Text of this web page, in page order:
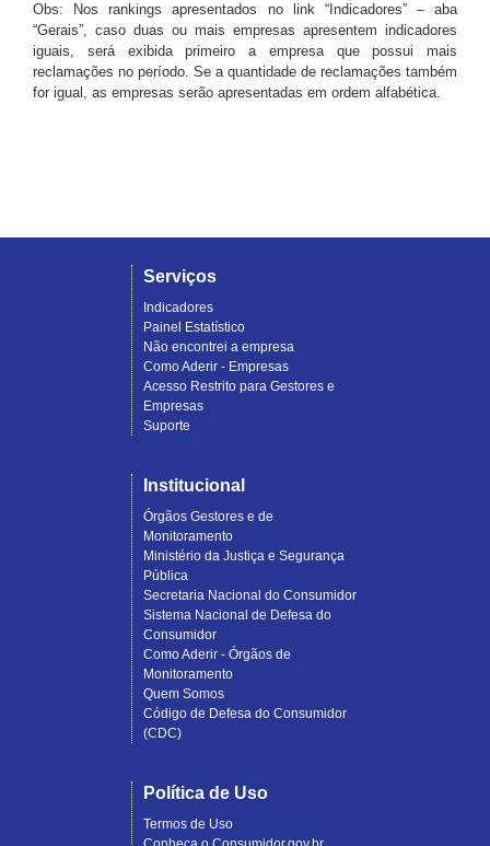
Obs: Nos rankings apresentados no link “Indicadores” – aba
“Gerais”, caso duas ou mais empresas apresentem indicadores
iguais, será exibida primeiro a empresa que possui mais
reclamações no período. Se a quantidade de reclamações também
for igual, as empresas serão apresentadas em ordem alfabética.
Serviços
Indicadores
Painel Estatístico
Não encontrei a empresa
Como Aderir - Empresas
Acesso Restrito para Gestores e
Empresas
Suporte
Institucional
Órgãos Gestores e de
Monitoramento
Ministério da Justiça e Segurança
Pública
Secretaria Nacional do Consumidor
Sistema Nacional de Defesa do
Consumidor
Como Aderir - Órgãos de
Monitoramento
Quem Somos
Código de Defesa do Consumidor
(CDC)
Política de Uso
Termos de Uso